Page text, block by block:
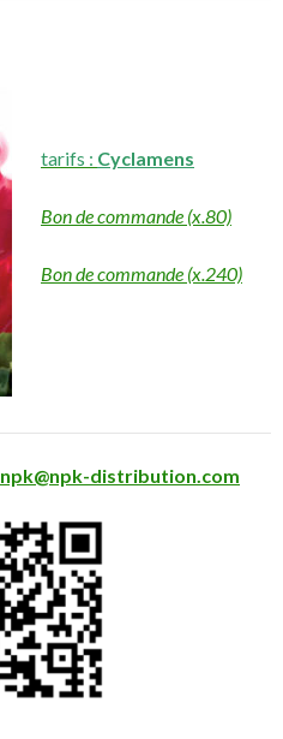
tarifs : Cyclamens
Bon de commande (x.80)
Bon de commande (x.240)
npk@npk-distribution.com